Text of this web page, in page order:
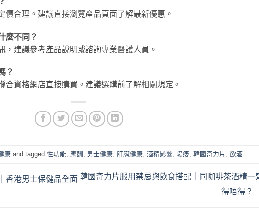
價合理。建議直接瀏覽產品頁面了解最新優惠。
麼不同？
，建議參考產品說明或諮詢專業醫護人員。
？
合資格網店直接購買。建議選購前了解相關規定。
康 and tagged性功能 應酬 男士健康 肝臟健康 ,酒精影響 陽痿 ,韓國奇力片 ,飲酒
香港男士保健品全面 韓國奇力片服用禁忌與飲食搭配｜同咖啡茶酒精一
得唔得？